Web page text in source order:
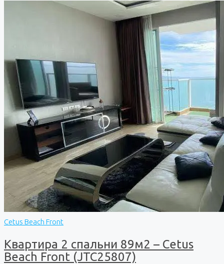
Cetus Beach Front
Квартира 2 спальни 89м2 – Cetus
Beach Front (JTC25807)